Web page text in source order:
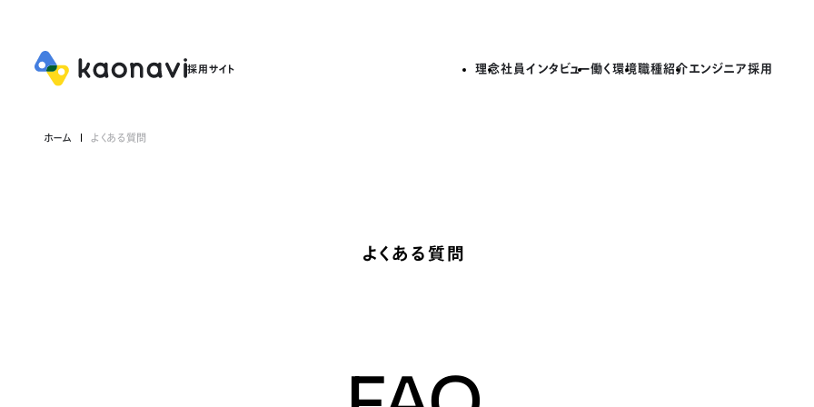
理念社員インタビュー働く環境職種紹介エンジニア採用
ホーム よくある質問
よくある質問